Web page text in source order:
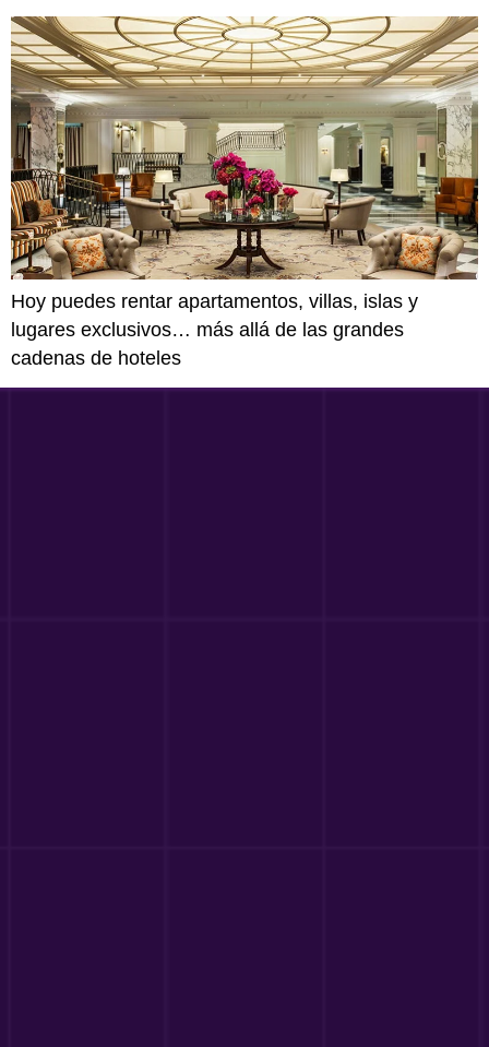
Hoy puedes rentar apartamentos, villas, islas y
lugares exclusivos… más allá de las grandes
cadenas de hoteles